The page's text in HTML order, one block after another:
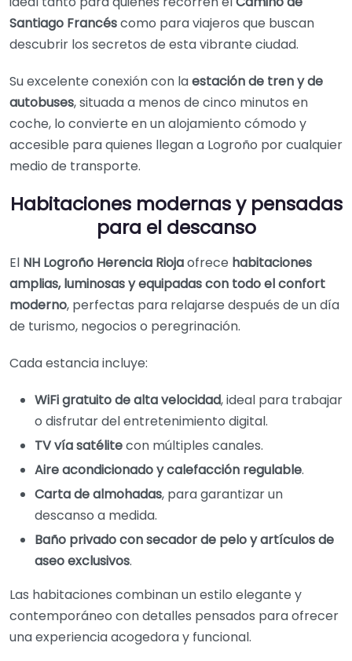
Santiago Francéscomo para viajeros que buscan
descubrir los secretos de esta vibrante ciudad.
Su excelente conexión con laestación de tren y de
autobuses, situada a menos de cinco minutos en
coche, lo convierte en un alojamiento cómodo y
accesible para quienes llegan a Logroño por cualquier
medio de transporte.
Habitaciones modernas y pensadas
para el descanso
El NH Logroño Herencia Riojaofrece habitaciones
amplias, luminosas y equipadas con todo el confort
moderno, perfectas para relajarse después de un día
de turismo, negocios o peregrinación.
Cada estancia incluye:
WiFi gratuito de alta velocidad, ideal para trabajar
o disfrutar del entretenimiento digital.
TV vía satélitecon múltiples canales.
Aire acondicionado y calefacción regulable.
Carta de almohadas, para garantizar un
descanso a medida.
Baño privado con secador de pelo y artículos de
aseo exclusivos.
Las habitaciones combinan un estilo elegante y
contemporáneo con detalles pensados para ofrecer
una experiencia acogedora y funcional.